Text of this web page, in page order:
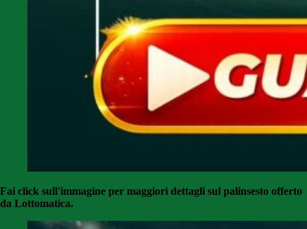
Fai click sull'immagine per maggiori dettagli sul palinsesto offerto
da Lottomatica.